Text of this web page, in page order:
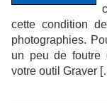
cette condition
photographies.
un peu de foutre
votre outil Graver